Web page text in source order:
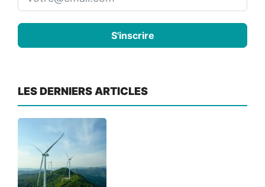
S'inscrire
LES DERNIERS ARTICLES